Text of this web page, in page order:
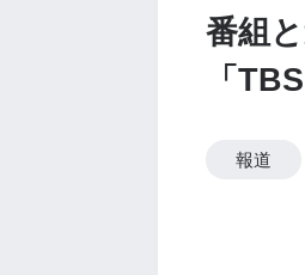
番組
「
報道